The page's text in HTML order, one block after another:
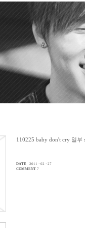
110225 baby don't cry 일부
DATE
2011 · 02 · 27
COMMENT 7